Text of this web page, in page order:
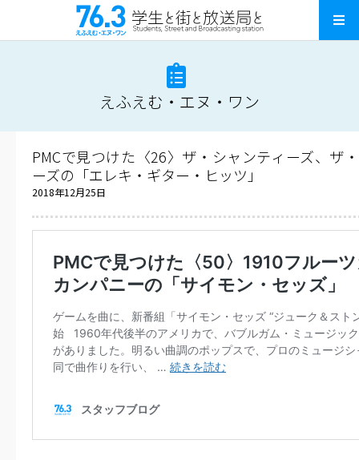
えふえむ・エヌ・ワン
PMCで見つけた〈26〉ザ・シャンティーズ、ザ
ーズの「エレキ・ギター・ヒッツ」
2018年12月25日